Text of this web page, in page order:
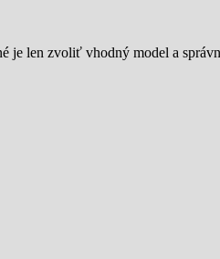
je len zvoliť vhodný model a